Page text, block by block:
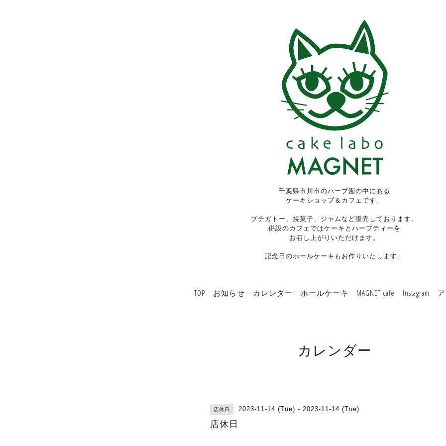
千葉県市川市のハーブ園の中にある
ケーキショップ＆カフェです。
プチガトー、焼菓子、ジャムなど販売しております。
併設のカフェではケーキとハーブティーを
お召し上がりいただけます。
記念日のホールケーキもお作りいたします。
TOP お知らせ カレンダー ホールケーキ MAGNET cafe Instagram
カレンダー
店休日 2023-11-14 (Tue) - 2023-11-14 (Tue)
店休日